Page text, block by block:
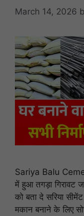
March 14, 2026
Sariya Balu
में हुआ तगड़ा गिरावट
को बता दे सरिया
मकान बनाने के लिए